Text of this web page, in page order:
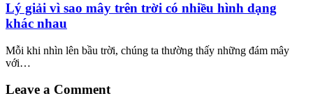
Lý giải vì sao mây trên trời có nhiều hình dạng
khác nhau
Mỗi khi nhìn lên bầu trời, chúng ta thường thấy những đám mây
với…
Leave a Comment